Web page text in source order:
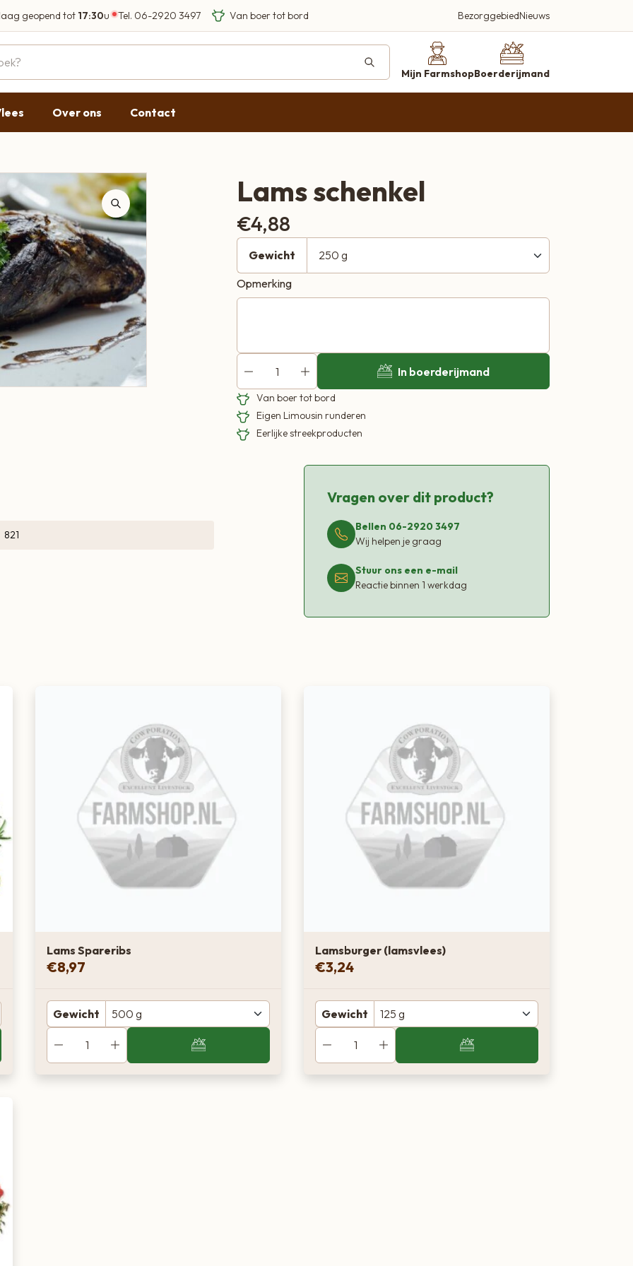
geopend tot 17:30u
09:00 - 17:30
09:00 - 18:00
09:00 - 17:30
Gesloten
Tel. 06-2920 3497
Eigen Limousin runderen
Eerlijke streekproducten
BezorggebiedNieuws
Mijn FarmshopBoerderijmand
farmshop.nl
Beleef en proef
gastvrijheid centraal staan
Bellen 06-2920 3497
Over ons Contact
Lams schenkel
€4,88
Gewicht
Opmerking
In boerderijmand
Van boer tot bord
Eigen Limousin runderen
Eerlijke streekproducten
821
Vragen over dit product?
Bellen 06-2920 3497
Wij helpen je graag
Stuur ons een e-mail
Reactie binnen 1 werkdag
Lams Spareribs
€8,97
Gewicht
Lamsburger (lamsvlees)
€3,24
Gewicht